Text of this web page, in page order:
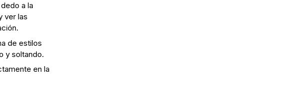
a la
ver las
de estilos
y soltando.
en la